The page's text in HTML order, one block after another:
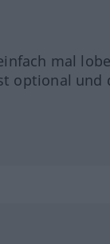
mal
optional und